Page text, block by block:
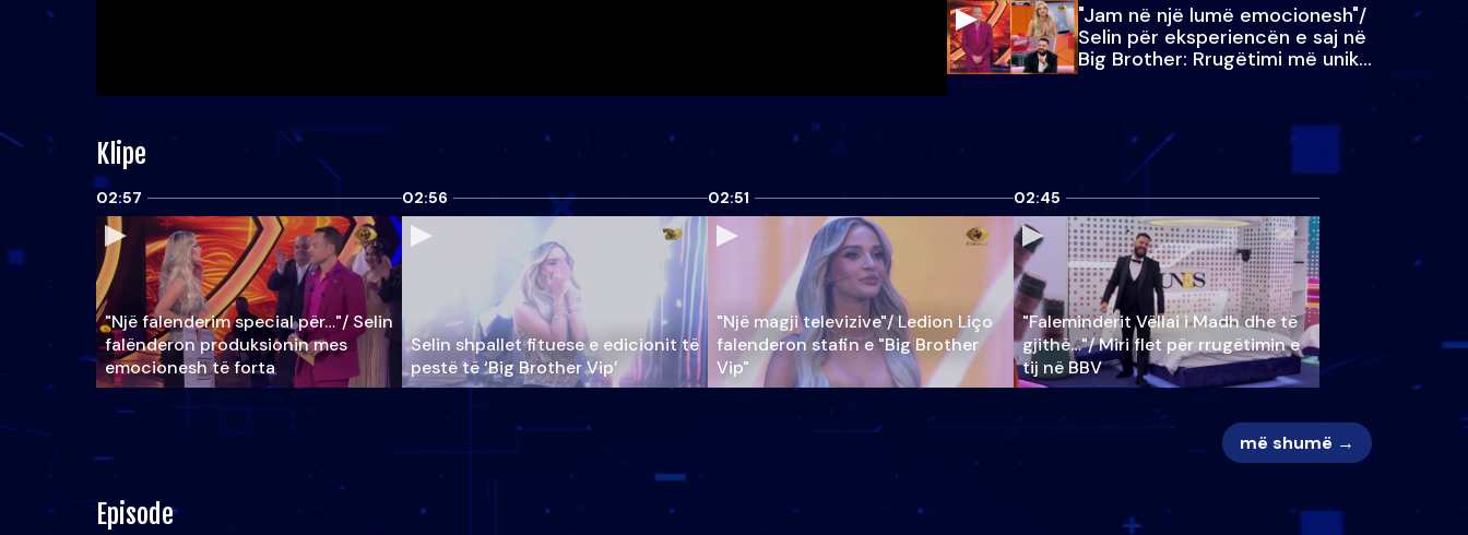
"Jam në një lumë emocionesh"/
Selin për eksperiencën e saj në
Big Brother: Rrugëtimi më unik…
Klipe
02:57
"Një falenderim special për…"/ Selin
falënderon produksionin mes
emocionesh të forta
02:56
Selin shpallet fituese e edicionit të
pestë të ‘Big Brother Vip’
02:51
"Një magji televizive"/ Ledion Liço
falenderon stafin e "Big Brother
Vip"
02:45
"Faleminderit Vëllai i Madh dhe të
gjithë…"/ Miri flet për rrugëtimin e
tij në BBV
më shumë →
Episode